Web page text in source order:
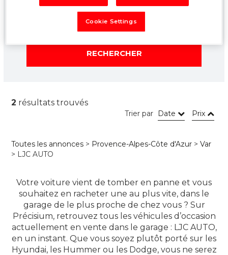
RECHERCHER
2 résultats trouvés
Trier par Date Prix
Toutes les annonces > Provence-Alpes-Côte d'Azur >Var
> LJC AUTO
Votre voiture vient de tomber en panne et vous
souhaitez en racheter une au plus vite, dans le
garage de le plus proche de chez vous ? Sur
Précisium, retrouvez tous les véhicules d’occasion
actuellement en vente dans le garage : LJC AUTO,
en un instant. Que vous soyez plutôt porté sur les
Hyundai, les Hummer ou les Dodge, vous ne serez
Cookie Settings